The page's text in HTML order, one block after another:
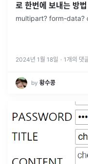
로 한번에 보내는 방법
multipart? form-data?
2024년 1월 18일 · 1 개의 댓
by 황수콩